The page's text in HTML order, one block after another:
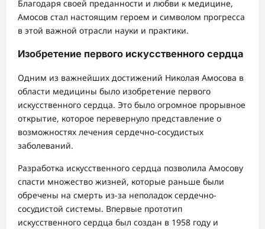
Благодаря своей преданности и любви к медицине,
Амосов стал настоящим героем и символом прогресса
в этой важной отрасли науки и практики.
Изобретение первого искусственного сердца
Одним из важнейших достижений Николая Амосова в
области медицины было изобретение первого
искусственного сердца. Это было огромное прорывное
открытие, которое перевернуло представление о
возможностях лечения сердечно-сосудистых
заболеваний.
Разработка искусственного сердца позволила Амосову
спасти множество жизней, которые раньше были
обречены на смерть из-за неполадок сердечно-
сосудистой системы. Впервые прототип
искусственного сердца был создан в 1958 году и